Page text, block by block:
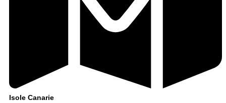
Isole Canarie